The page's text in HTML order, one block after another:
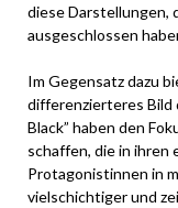
diese Darstellungen,
ausgeschlossen
Im Gegensatz dazu
differenzierteres Bild
Black” haben den
schaffen, die in ihren
Protagonistinnen in
vielschichtiger und